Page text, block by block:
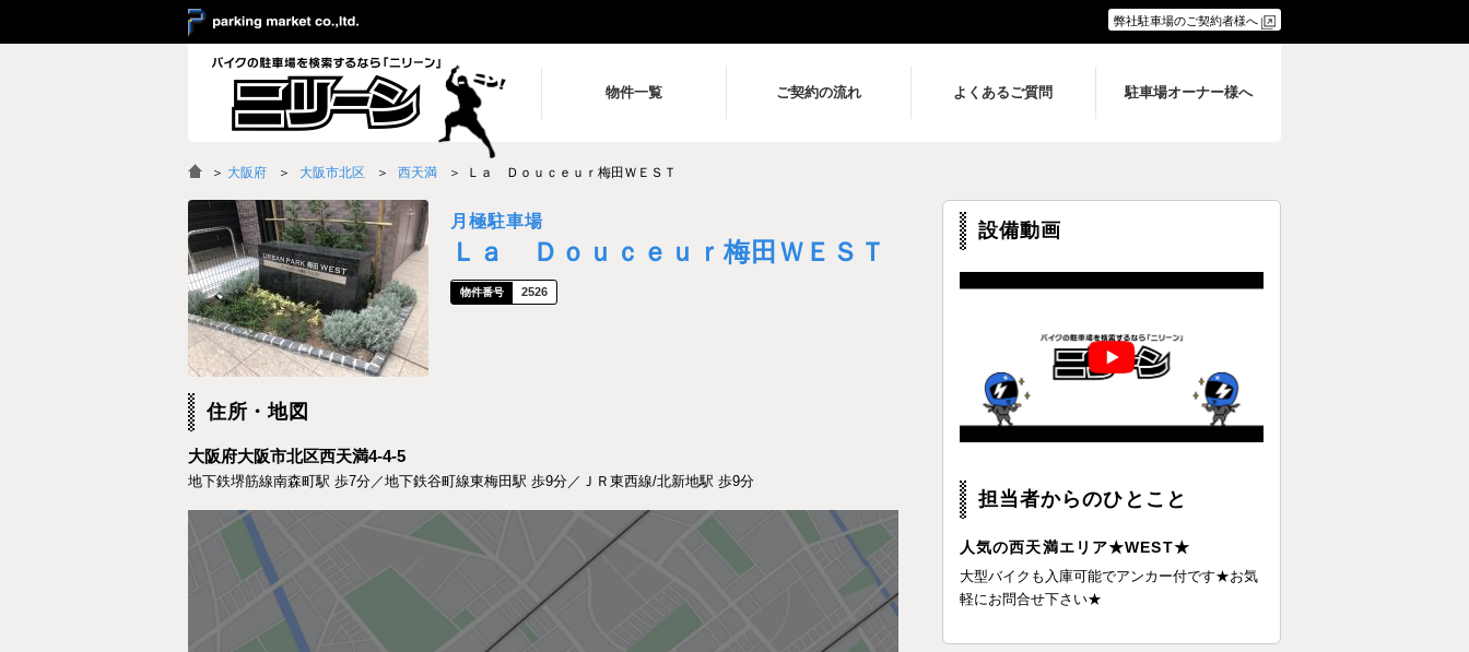
弊社駐車場のご契約者様へ
物件一覧 ご契約の流れ よくあるご質問 駐車場オーナー様へ
＞ 大阪府 大阪市北区 西天満 Ｌａ Ｄｏｕｃｅｕｒ梅田ＷＥＳＴ
月極駐車場
Ｌａ Ｄｏｕｃｅｕｒ梅田ＷＥＳＴ
2526
住所・地図
大阪府大阪市北区西天満4-4-5
地下鉄堺筋線南森町駅 歩7分／地下鉄谷町線東梅田駅 歩9分／ＪＲ東西線/北新地駅 歩9分
設備動画
担当者からのひとこと
人気の西天満エリア★WEST★
大型バイクも入庫可能でアンカー付です★お気
軽にお問合せ下さい★